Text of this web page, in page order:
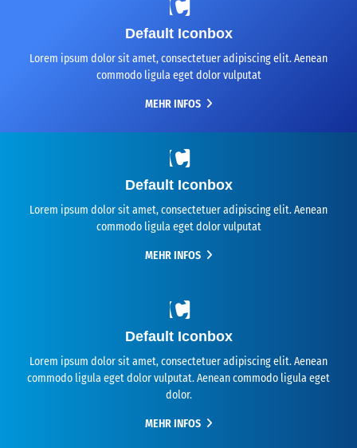
Default Iconbox
Lorem ipsum dolor sit amet, consectetuer adipiscing elit. Aenean
commodo ligula eget dolor vulputat
MEHR INFOS
Default Iconbox
Lorem ipsum dolor sit amet, consectetuer adipiscing elit. Aenean
commodo ligula eget dolor vulputat
MEHR INFOS
Default Iconbox
Lorem ipsum dolor sit amet, consectetuer adipiscing elit. Aenean
commodo ligula eget dolor vulputat. Aenean commodo ligula eget
dolor.
MEHR INFOS